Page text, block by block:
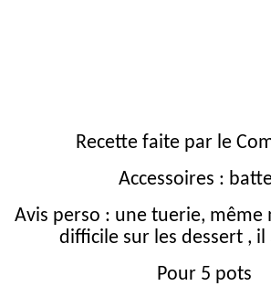
Recette faite par le
Accessoires :
Avis perso : une tuerie, même
difficile sur les dessert , il
Pour 5 pots